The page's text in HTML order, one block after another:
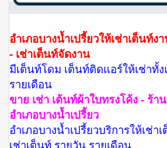
อำเภอบางน้ำเปรี้ยวให้เช่าเต็นท์ง
- เช่าเต็นท์จัดงาน
มีเต็นท์โดม เต็นท์ติดแอร์ให้เช่าทั้
รายเดือน
ขาย เช่า เต้นท์ผ้าใบทรงโค้ง - ร้า
อำเภอบางน้ำเปรี้ยว
อำเภอบางน้ำเปรี้ยวบริการให้เช่า
เช่าเต็นท์ รายวัน รายเดือน